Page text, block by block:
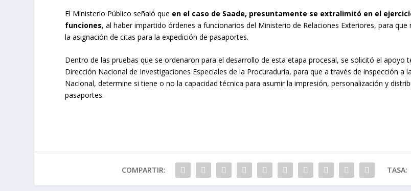
El Ministerio Público señaló que en el caso de Saade, presuntamente se extralimitó en el
funciones, al haber impartido órdenes a funcionarios del Ministerio de Relaciones Exteriores, para que
la asignación de citas para la expedición de pasaportes.
Dentro de las pruebas que se ordenaron para el desarrollo de esta etapa procesal, se solicitó el apoyo
Dirección Nacional de Investigaciones Especiales de la Procuraduría, para que a través de inspección a
Nacional, determine si tiene o no la capacidad técnica para asumir la impresión, personalización y
pasaportes.
COMPARTIR: TASA: